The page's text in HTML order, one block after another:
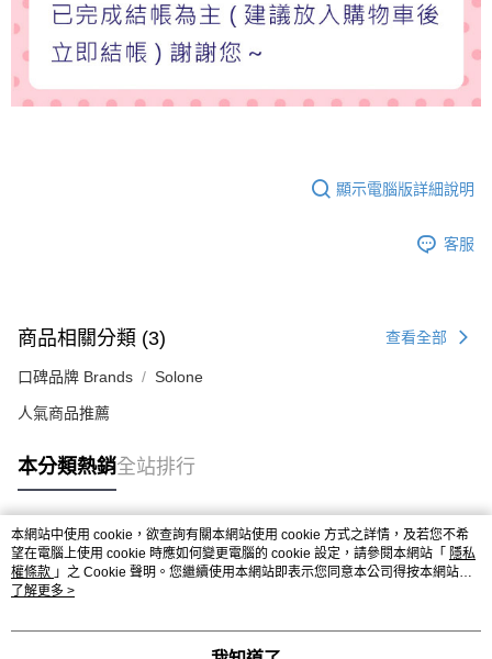
顯示電腦版詳細說明
客服
商品相關分類 (3) 查看全部
口碑品牌 Brands Solone
人氣商品推薦
本分類熱銷全站排行
熱門標籤
本網站中使用 cookie，欲查詢有關本網站使用 cookie 方式之詳情，及若您不希
望在電腦上使用 cookie 時應如何變更電腦的 cookie 設定，請參閱本網站「 隱私
權條款 」之 Cookie 聲明。您繼續使用本網站即表示您同意本公司得按本網站使
用條款之 Cookie 聲明使用 cookie。
了解更多 >